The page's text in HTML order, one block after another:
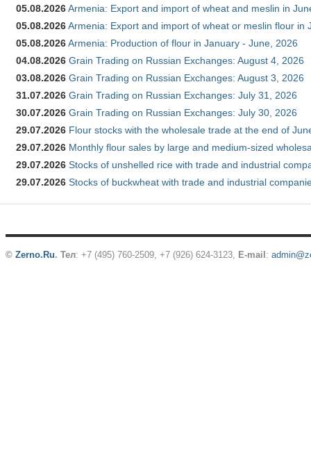
05.08.2026Armenia: Export and import of wheat and meslin in
05.08.2026Armenia: Export and import of wheat or meslin flour in
05.08.2026Armenia: Production of flour in January - June, 2026
04.08.2026 Grain Trading on Russian Exchanges: August 4, 2026
03.08.2026 Grain Trading on Russian Exchanges: August 3, 2026
31.07.2026 Grain Trading on Russian Exchanges: July 31, 2026
30.07.2026 Grain Trading on Russian Exchanges: July 30, 2026
29.07.2026 Flour stocks with the wholesale trade at the end of
29.07.2026 Monthly flour sales by large and medium-sized
29.07.2026 Stocks of unshelled rice with trade and industrial
29.07.2026 Stocks of buckwheat with trade and industrial
© Zerno.Ru. Тел: +7 (495) 760-2509, +7 (926) 624-3123, E-mail :